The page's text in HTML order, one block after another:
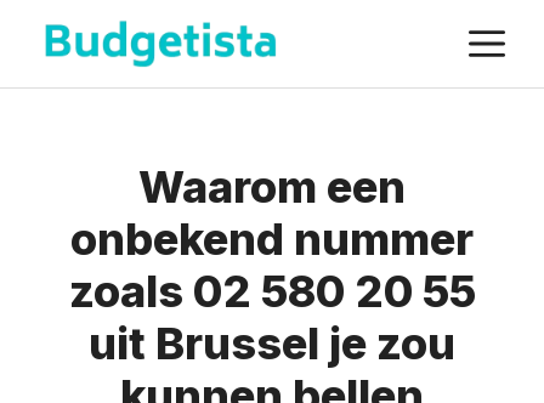
Spring
naar
de
Waarom een
onbekend nummer
zoals 02 580 20 55
uit Brussel je zou